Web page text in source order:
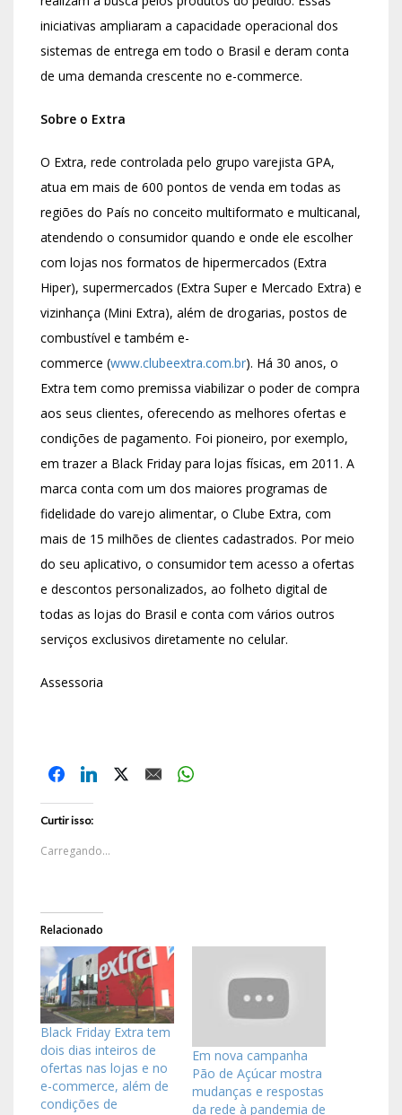
iniciativas ampliaram a capacidade operacional dos
sistemas de entrega em todo o Brasil e deram conta
de uma demanda crescente no e-commerce.
Sobre o Extra
O Extra, rede controlada pelo grupo varejista GPA,
atua em mais de 600 pontos de venda em todas as
regiões do País no conceito multiformato e multicanal,
atendendo o consumidor quando e onde ele escolher
com lojas nos formatos de hipermercados (Extra
Hiper), supermercados (Extra Super e Mercado Extra) e
vizinhança (Mini Extra), além de drogarias, postos de
combustível e também e-
commerce (www.clubeextra.com.br). Há 30 anos, o
Extra tem como premissa viabilizar o poder de compra
aos seus clientes, oferecendo as melhores ofertas e
condições de pagamento. Foi pioneiro, por exemplo,
em trazer a Black Friday para lojas físicas, em 2011. A
marca conta com um dos maiores programas de
fidelidade do varejo alimentar, o Clube Extra, com
mais de 15 milhões de clientes cadastrados. Por meio
do seu aplicativo, o consumidor tem acesso a ofertas
e descontos personalizados, ao folheto digital de
todas as lojas do Brasil e conta com vários outros
serviços exclusivos diretamente no celular.
Assessoria
Curtir isso:
Carregando...
Relacionado
Black Friday Extra tem
dois dias inteiros de
ofertas nas lojas e no
e-commerce, além de
condições de
Em nova campanha
Pão de Açúcar mostra
mudanças e respostas
da rede à pandemia de